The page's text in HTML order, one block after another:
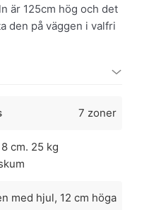
är 125cm hög och det
den på väggen i valfri
7 zoner
cm. 25 kg
med hjul, 12 cm höga